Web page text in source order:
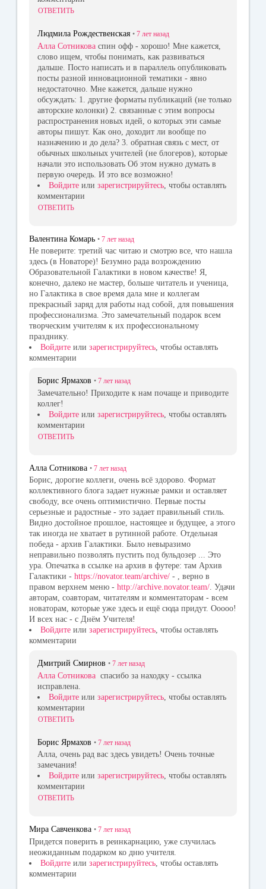
ОТВЕТИТЬ
Людмила Рождественская • 7 лет назад
Алла Сотникова спин офф - хорошо! Мне кажется,
слово ищем, чтобы понимать, как развиваться
дальше. Посто написать и в параллель опубликовать
посты разной инновационной тематики - явно
недостаточно. Мне кажется, дальше нужно
обсуждать: 1. другие форматы публикаций (не только
авторские колонки) 2. связанные с этим вопросы
распространения новых идей, о которых эти самые
авторы пишут. Как оно, доходит ли вообще по
назначению и до дела? 3. обратная связь с мест, от
обычных школьных учителей (не блогеров), которые
начали это использовать Об этом нужно думать в
первую очередь. И это все возможно!
Войдите или зарегистрируйтесь , чтобы оставлять
комментарии
ОТВЕТИТЬ
Валентина Комарь • 7 лет назад
Не поверите: третий час читаю и смотрю все, что нашла
здесь (в Новаторе)! Безумно рада возрождению
Образовательной Галактики в новом качестве! Я,
конечно, далеко не мастер, больше читатель и ученица,
но Галактика в свое время дала мне и коллегам
прекрасный заряд для работы над собой, для повышения
профессионализма. Это замечательный подарок всем
творческим учителям к их профессиональному
празднику.
Войдите или зарегистрируйтесь, чтобы оставлять
комментарии
Борис Ярмахов • 7 лет назад
Замечательно! Приходите к нам почаще и приводите
коллег!
Войдите или зарегистрируйтесь , чтобы оставлять
комментарии
ОТВЕТИТЬ
Алла Сотникова • 7 лет назад
Борис, дорогие коллеги, очень всё здорово. Формат
коллективного блога задает нужные рамки и оставляет
свободу, все очень оптимистично. Первые посты
серьезные и радостные - это задает правильный стиль.
Видно достойное прошлое, настоящее и будущее, а этого
так иногда не хватает в рутинной работе. Отдельная
победа - архив Галактики. Было невыразимо
неправильно позволять пустить под бульдозер ... Это
ура. Опечатка в ссылке на архив в футере: там Архив
Галактики - https://novator.team/archive/ - , верно в
правом верхнем меню - http://archive.novator.team/. Удачи
авторам, соавторам, читателям и комментаторам - всем
новаторам, которые уже здесь и ещё сюда придут. Ооооо!
И всех нас - с Днём Учителя!
Войдите или зарегистрируйтесь, чтобы оставлять
комментарии
Дмитрий Смирнов • 7 лет назад
Алла Сотникова спасибо за находку - ссылка
исправлена.
Войдите или зарегистрируйтесь , чтобы оставлять
комментарии
ОТВЕТИТЬ
Борис Ярмахов • 7 лет назад
Алла, очень рад вас здесь увидеть! Очень точные
замечания!
Войдите или зарегистрируйтесь, чтобы оставлять
комментарии
ОТВЕТИТЬ
Мира Савченкова • 7 лет назад
Придется поверить в реинкарнацию, уже случилась
неожиданным подарком ко дню учителя.
Войдите или зарегистрируйтесь , чтобы оставлять
комментарии